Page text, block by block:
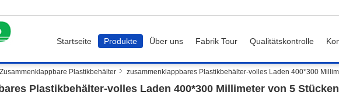
Startseite Produkte Über uns Fabrik Tour Qualitätskontrolle
Zusammenklappbare Plastikbehälter zusammenklappbares Plastikbehälter-volles Laden 400*300
Plastikbehälter-volles Laden 400*300 Millimeter von 5